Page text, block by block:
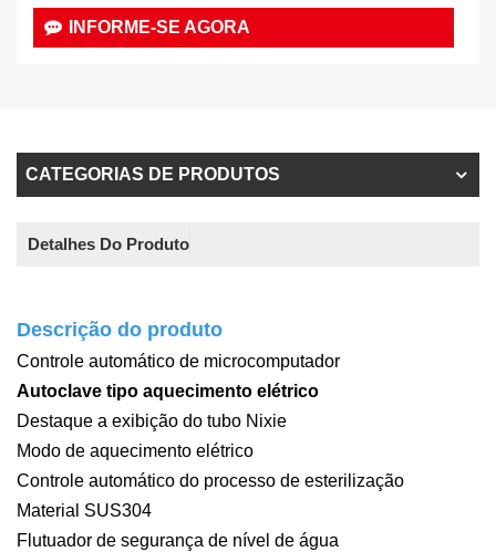
INFORME-SE AGORA
CATEGORIAS DE PRODUTOS
Detalhes Do Produto
Descrição do produto
Controle automático de microcomputador
Autoclave tipo aquecimento elétrico
Destaque a exibição do tubo Nixie
Modo de aquecimento elétrico
Controle automático do processo de esterilização
Material SUS304
Flutuador de segurança de nível de água